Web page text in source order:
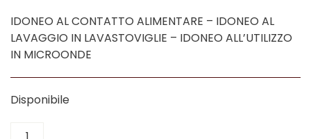
IDONEO AL CONTATTO ALIMENTARE – IDONEO AL
LAVAGGIO IN LAVASTOVIGLIE – IDONEO ALL’UTILIZZO
IN MICROONDE
Disponibile
MUG